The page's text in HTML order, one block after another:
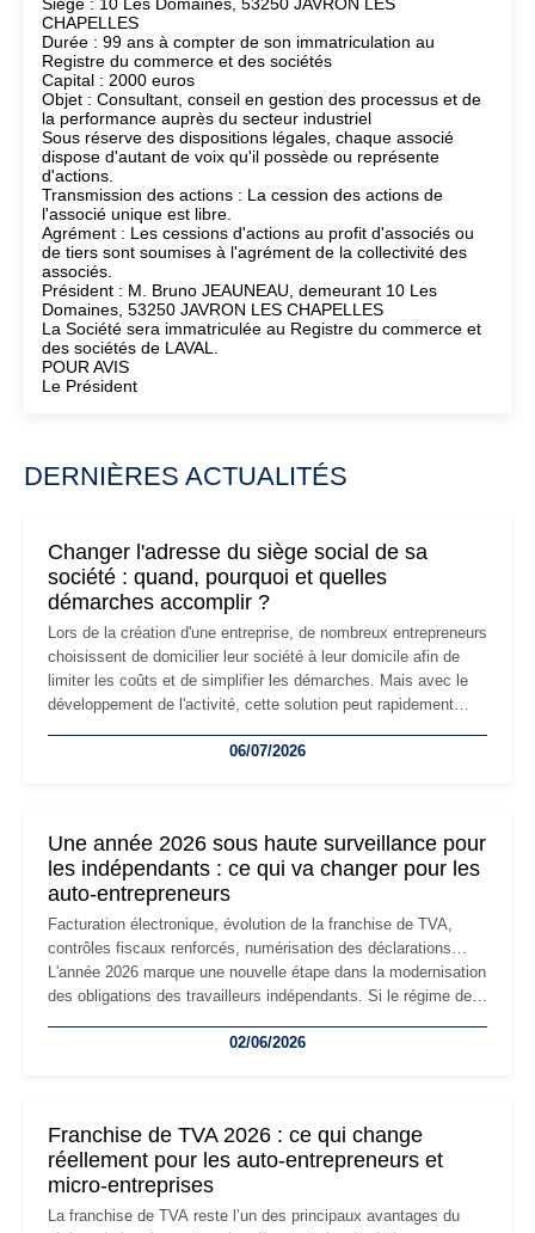
CHAPELLES
Durée : 99 ans à compter de son immatriculation au
Registre du commerce et des sociétés
Capital : 2000 euros
Objet : Consultant, conseil en gestion des processus et de
la performance auprès du secteur industriel
Sous réserve des dispositions légales, chaque associé
dispose d'autant de voix qu'il possède ou représente
d'actions.
Transmission des actions : La cession des actions de
l'associé unique est libre.
Agrément : Les cessions d'actions au profit d'associés ou
de tiers sont soumises à l'agrément de la collectivité des
associés.
Président : M. Bruno JEAUNEAU, demeurant 10 Les
Domaines, 53250 JAVRON LES CHAPELLES
La Société sera immatriculée au Registre du commerce et
des sociétés de LAVAL.
POUR AVIS
Le Président
DERNIÈRES ACTUALITÉS
Changer l'adresse du siège social de sa
société : quand, pourquoi et quelles
démarches accomplir ?
Lors de la création d'une entreprise, de nombreux entrepreneurs
choisissent de domicilier leur société à leur domicile afin de
limiter les coûts et de simplifier les démarches. Mais avec le
développement de l'activité, cette solution peut rapidement
professionnels, recrutement, image de marque… Le
06/07/2026
Une année 2026 sous haute surveillance pour
les indépendants : ce qui va changer pour les
auto-entrepreneurs
Facturation électronique, évolution de la franchise de TVA,
contrôles fiscaux renforcés, numérisation des déclarations…
L'année 2026 marque une nouvelle étape dans la modernisation
des obligations des travailleurs indépendants. Si le régime de
les auto-entrepreneurs devront s'adapter à un environnement
02/06/2026
Franchise de TVA 2026 : ce qui change
réellement pour les auto-entrepreneurs et
micro-entreprises
La franchise de TVA reste l’un des principaux avantages du